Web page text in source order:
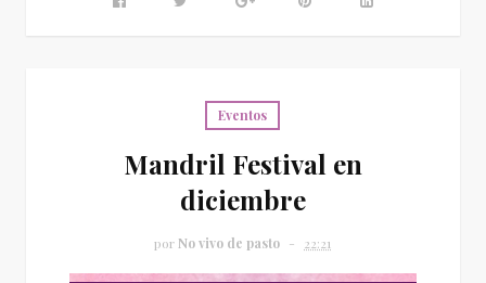
Eventos
Mandril Festival en
diciembre
por No vivo de pasto 22:21